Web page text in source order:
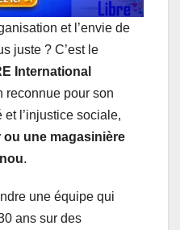
et l’envie de
juste ? C’est le
International
reconnue pour son
l’injustice sociale,
ou une magasinière
.
une équipe qui
ans sur des